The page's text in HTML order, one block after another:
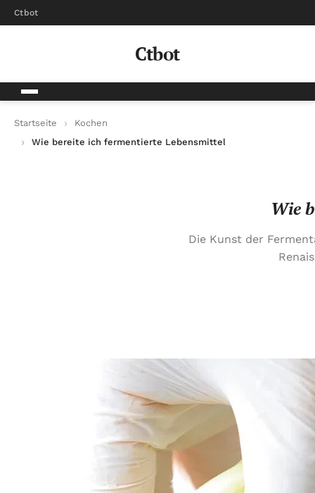
Ctbot
Ctbot
Startseite
Kochen
Wie bereite ich fermentierte Lebensmittel selbst zu?
Wie
Die Kunst der